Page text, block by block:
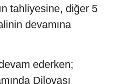
tahliyesine, diğer 5
devamına
ederken;
Dilovası